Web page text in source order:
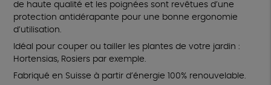
de haute qualité et les poignées sont revêtues d’une
protection antidérapante pour une bonne ergonomie
d’utilisation.
Idéal pour couper ou tailler les plantes de votre jardin :
Hortensias, Rosiers par exemple.
Fabriqué en Suisse à partir d’énergie 100% renouvelable.